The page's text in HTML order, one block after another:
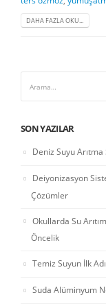
DAHA FAZLA OKU...
SON YAZILAR
Deniz Suyu
Deiyonizasyon
Çözümler
Okullarda Su
Öncelik
Temiz Suyun İlk
Suda Alüminyum